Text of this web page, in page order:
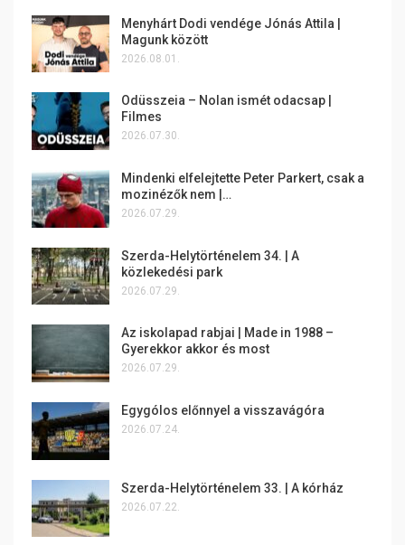
Menyhárt Dodi vendége Jónás Attila |
Magunk között
2026.08.01.
Odüsszeia – Nolan ismét odacsap |
Filmes
2026.07.30.
Mindenki elfelejtette Peter Parkert, csak a
mozinézők nem |…
2026.07.29.
Szerda-Helytörténelem 34. | A
közlekedési park
2026.07.29.
Az iskolapad rabjai | Made in 1988 –
Gyerekkor akkor és most
2026.07.29.
Egygólos előnnyel a visszavágóra
2026.07.24.
Szerda-Helytörténelem 33. | A kórház
2026.07.22.